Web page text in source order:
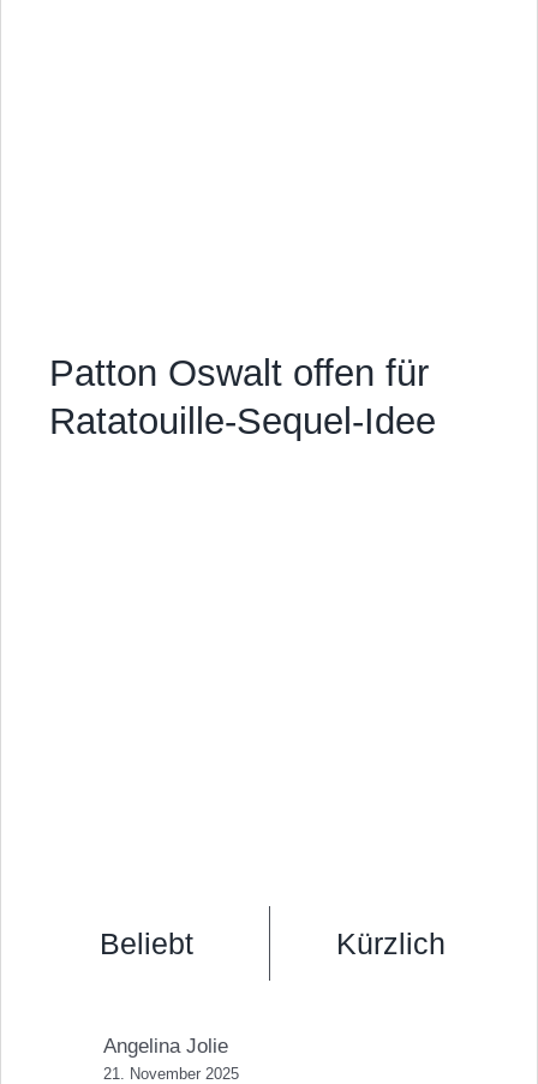
Patton Oswalt offen für
Ratatouille-Sequel-Idee
Beliebt Kürzlich
Angelina Jolie
21. November 2025